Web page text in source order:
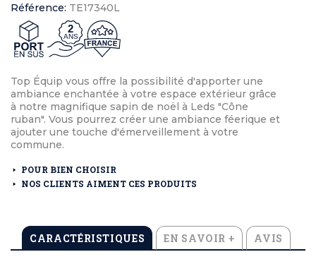
Référence: TE17340L
2
ANS
Top Équip vous offre la possibilité d'apporter une
ambiance enchantée à votre espace extérieur grâce
à notre magnifique sapin de noël à Leds "Cône
ruban". Vous pourrez créer une ambiance féerique et
ajouter une touche d'émerveillement à votre
commune.
POUR BIEN CHOISIR
NOS CLIENTS AIMENT CES PRODUITS
CARACTÉRISTIQUES EN SAVOIR + AVIS